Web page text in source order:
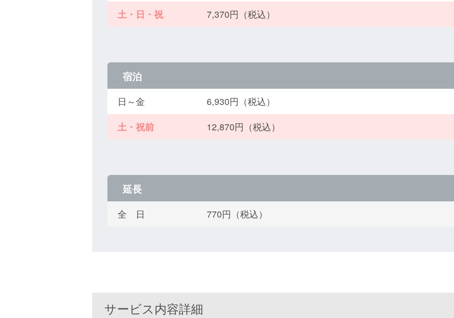
土・日・祝
7,370円（税込）
宿泊
日～金
6,930円（税込）
土・祝前
12,870円（税込）
延長
全 日 770円（税込）
サービス内容詳細